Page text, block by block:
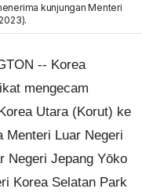
kunjungan Menteri
-- Korea
mengecam
Utara (Korut) ke
Menteri Luar Negeri
Negeri Jepang Yōko
Korea Selatan Park